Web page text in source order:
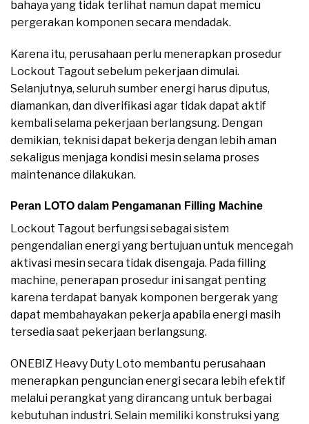
bahaya yang tidak terlihat namun dapat memicu
pergerakan komponen secara mendadak.
Karena itu, perusahaan perlu menerapkan prosedur
Lockout Tagout sebelum pekerjaan dimulai.
Selanjutnya, seluruh sumber energi harus diputus,
diamankan, dan diverifikasi agar tidak dapat aktif
kembali selama pekerjaan berlangsung. Dengan
demikian, teknisi dapat bekerja dengan lebih aman
sekaligus menjaga kondisi mesin selama proses
maintenance dilakukan.
Peran LOTO dalam Pengamanan Filling Machine
Lockout Tagout berfungsi sebagai sistem
pengendalian energi yang bertujuan untuk mencegah
aktivasi mesin secara tidak disengaja. Pada filling
machine, penerapan prosedur ini sangat penting
karena terdapat banyak komponen bergerak yang
dapat membahayakan pekerja apabila energi masih
tersedia saat pekerjaan berlangsung.
ONEBIZ Heavy Duty Loto membantu perusahaan
menerapkan penguncian energi secara lebih efektif
melalui perangkat yang dirancang untuk berbagai
kebutuhan industri. Selain memiliki konstruksi yang